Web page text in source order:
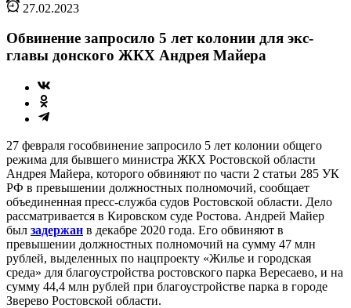
27.02.2023
Обвинение запросило 5 лет колонии для экс-
главы донского ЖКХ Андрея Майера
27 февраля гособвинение запросило 5 лет колонии общего
режима для бывшего министра ЖКХ Ростовской области
Андрея Майера, которого обвиняют по части 2 статьи 285 УК
РФ в превышении должностных полномочий, сообщает
объединенная пресс-служба судов Ростовской области. Дело
рассматривается в Кировском суде Ростова. Андрей Майер
был задержан в декабре 2020 года. Его обвиняют в
превышении должностных полномочий на сумму 47 млн
рублей, выделенных по нацпроекту «Жилье и городская
среда» для благоустройства ростовского парка Вересаево, и на
сумму 44,4 млн рублей при благоустройстве парка в городе
Зверево Ростовской области.